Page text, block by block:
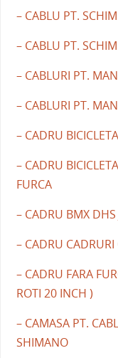
– CABLU PT.
– CABLU PT.
– CABLURI PT.
– CABLURI PT.
– CADRU
– CADRU
FURCA
– CADRU BMX
– CADRU CADRURI
– CADRU FARA
ROTI 20 INCH )
– CAMASA PT.
SHIMANO